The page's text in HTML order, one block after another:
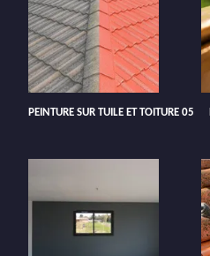
PEINTURE SUR TUILE ET TOITURE 05